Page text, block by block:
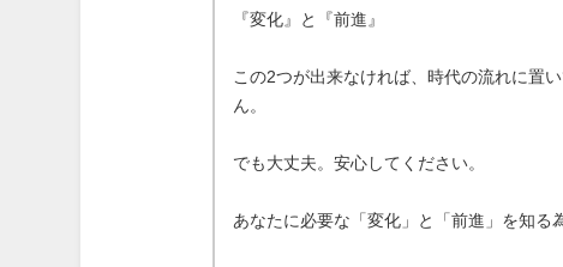
『変化』と『前進』
この2つが出来なければ、時代の流れに置
ん。
でも大丈夫。安心してください。
あなたに必要な「変化」と「前進」を知る